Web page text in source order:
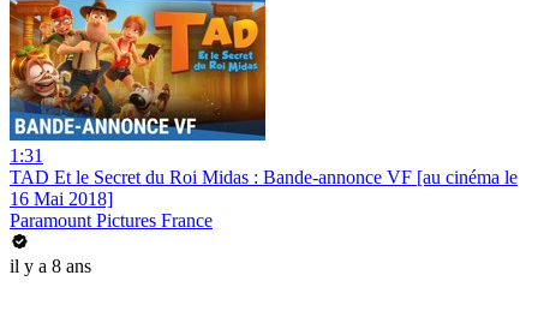
1:31
TAD Et le Secret du Roi Midas : Bande-annonce VF [au cinéma le
16 Mai 2018]
Paramount Pictures France
il y a 8 ans